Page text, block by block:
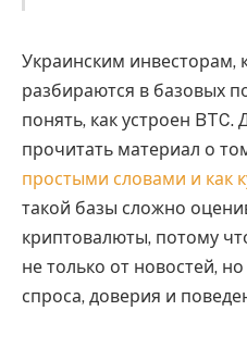
Украинским инвесторам,
разбираются в базовых
понять, как устроен BTC.
прочитать материал о
простыми словами и как
такой базы сложно
криптовалюты, потому
не только от новостей,
спроса, доверия и